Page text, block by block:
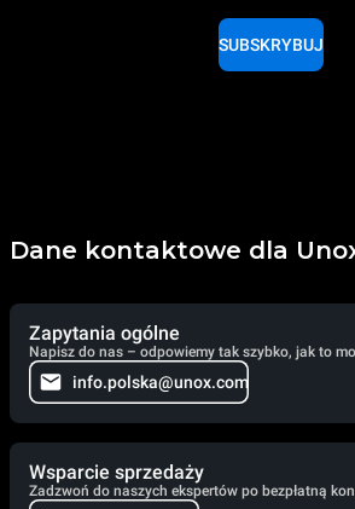
SUBSKRYBUJ
Dane kontaktowe dla
Zapytania ogólne
Napisz do nas – odpowiemy tak szybko, jak to
info.polska@unox.com
Wsparcie sprzedaży
Zadzwoń do naszych ekspertów po bezpłatną